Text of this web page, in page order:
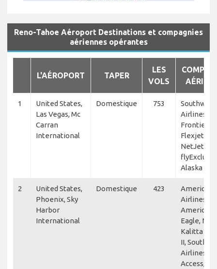
Reno-Tahoe Aéroport Destinations et compagnies
aériennes opérantes
L'AÉROPORT TAPER
LES
VOLS
1
United States,
Las Vegas, Mc
Carran
International
Domestique 753
Southwest
Airlines,
Frontier,
Flexjet,
NetJets,
Alaska
2
United States,
Phoenix, Sky
Harbor
International
Domestique 423
American
Airlines,
American
Eagle,
Kalitta
II,
Airlines,
Access,